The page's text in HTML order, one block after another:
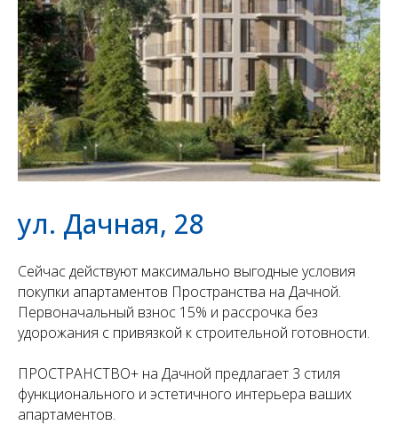
ул. Дачная, 28
Сейчас действуют максимально выгодные условия
покупки апартаментов Пространства на Дачной.
Первоначальный взнос 15% и рассрочка без
удорожания с привязкой к строительной готовности.
ПРОСТРАНСТВО+ на Дачной предлагает 3 стиля
функционального и эстетичного интерьера ваших
апартаментов.